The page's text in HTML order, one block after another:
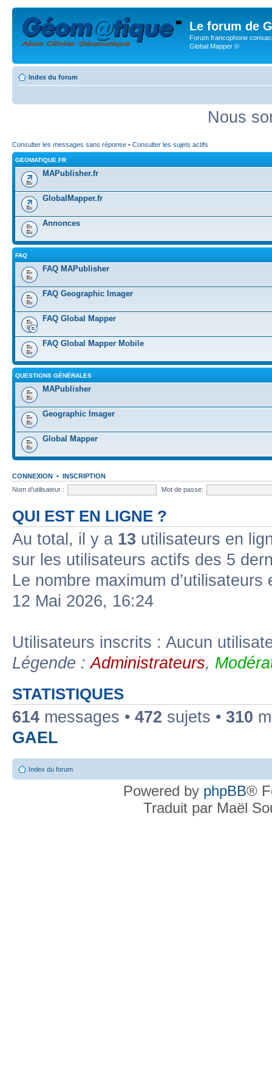
Le forum de
Forum francophone
Global Mapper ©
Index du forum
Nous
Consulter les messages sans réponse • Consulter les sujets actifs
GEOMATIQUE.FR
MAPublisher.fr
GlobalMapper.fr
Annonces
FAQ
FAQ MAPublisher
FAQ Geographic Imager
FAQ Global Mapper
FAQ Global Mapper Mobile
QUESTIONS GÉNÉRALES
MAPublisher
Geographic Imager
Global Mapper
CONNEXION • INSCRIPTION
Nom d’utilisateur :
Mot de passe:
QUI EST EN LIGNE ?
Au total, il y a 13 utilisateurs en
sur les utilisateurs actifs des 5
Le nombre maximum
12 Mai 2026, 16:24
Utilisateurs inscrits : Aucun
Légende :Administrateurs,
STATISTIQUES
614 messages • 472 sujets • 310
GAEL
Index du forum
Powered by phpBB®
Traduit par Maël